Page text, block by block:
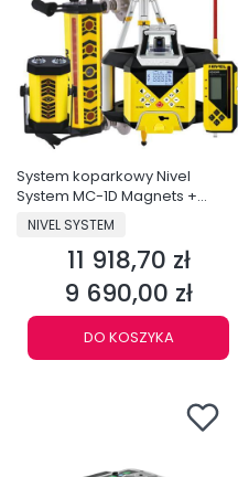
System koparkowy Nivel
System MC-1D Magnets +
niwelator NL740R DIGITAL
(autowpasowanie, spadki
cyfrowe) + statyw SJJ32 + łata
PRODUCENT
NIVEL SYSTEM
Cena
11 918,70 zł
Cena
9 690,00 zł
DO KOSZYKA